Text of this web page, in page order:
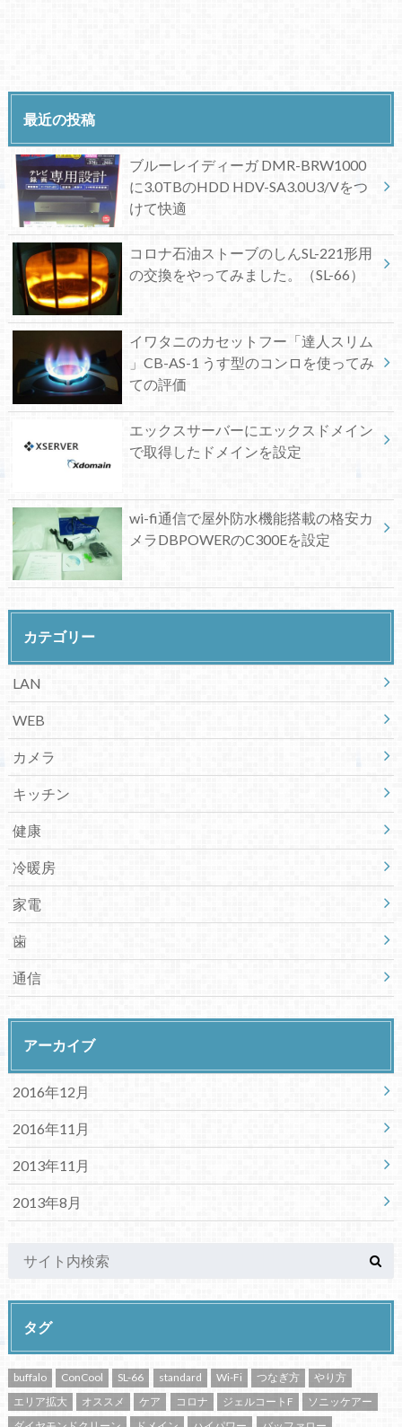
最近の投稿
ブルーレイディーガ DMR-BRW1000
に3.0TBのHDD HDV-SA3.0U3/Vをつ
けて快適
コロナ石油ストーブのしんSL-221形用
の交換をやってみました。（SL-66）
イワタニのカセットフー「達人スリム
」CB-AS-1 うす型のコンロを使ってみ
ての評価
エックスサーバーにエックスドメイン
で取得したドメインを設定
wi-fi通信で屋外防水機能搭載の格安カ
メラDBPOWERのC300Eを設定
カテゴリー
LAN
WEB
カメラ
キッチン
健康
冷暖房
家電
歯
通信
アーカイブ
2016年12月
2016年11月
2013年11月
2013年8月
タグ
buffalo ConCool SL-66 standard Wi-Fi つなぎ方
やり方
エリア拡大
オススメ ケア コロナ ジェルコートF
ソニッケアー